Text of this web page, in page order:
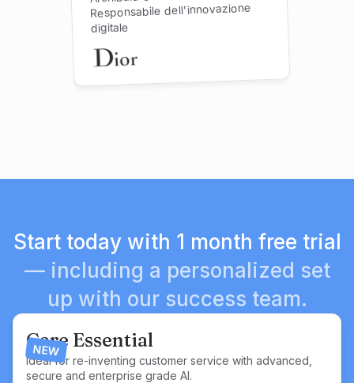
Responsabile dell'innovazione
digitale
Start today with 1 month free trial
— including a personalized set
up with our success team.
Care Essential
Ideal for re-inventing customer service with advanced,
secure and enterprise grade AI.
NEW